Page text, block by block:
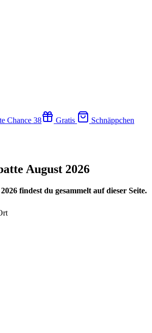
Chance 38 Gratis
Schnäppchen
August 2026
findest du gesammelt auf dieser Seite.